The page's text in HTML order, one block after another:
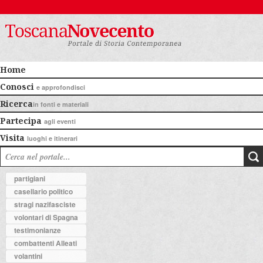
Home
Conosci e approfondisci
Ricercain fonti e materiali
Partecipa agli eventi
Visita luoghi e itinerari
partigiani
casellario politico
stragi nazifasciste
volontari di Spagna
testimonianze
combattenti Alleati
volantini